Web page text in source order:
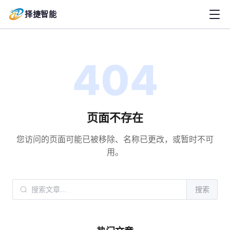
择捷智能
404
页面不存在
您访问的页面可能已被移除、名称已更改，或暂时不可
用。
搜索